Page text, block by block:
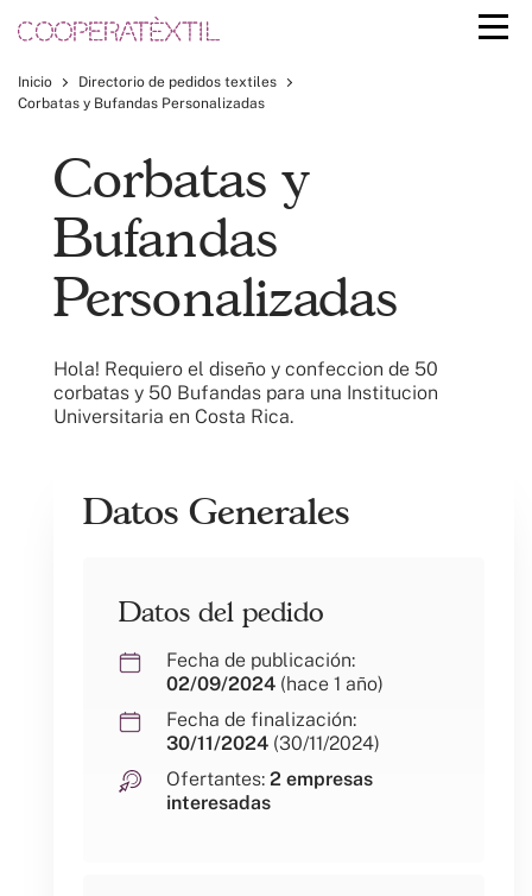
Inicio
Directorio de pedidos textiles
Corbatas y Bufandas Personalizadas
Corbatas y
Bufandas
Personalizadas
Hola! Requiero el diseño y confeccion de 50
corbatas y 50 Bufandas para una Institucion
Universitaria en Costa Rica.
Datos Generales
Datos del pedido
Fecha de publicación:
02/09/2024 (hace 1 año)
Fecha de finalización:
30/11/2024 (30/11/2024)
Ofertantes: 2 empresas
interesadas